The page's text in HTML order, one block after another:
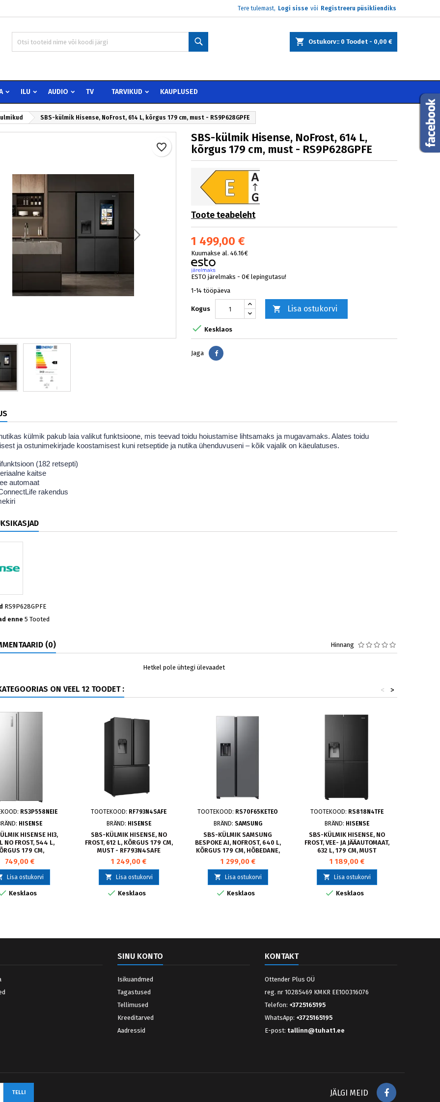
Tere tulemast, Logi sisse või Registreeru püsikliendiks
Ostukorv: 0 Toodet - 0,00 €
ILU AUDIO TV TARVIKUD KAUPLUSED
SBS-külmik Hisense, NoFrost, 614 L, kõrgus 179 cm, must - RS9P628GPFE
SBS-külmik Hisense, NoFrost, 614 L,
kõrgus 179 cm, must - RS9P628GPFE
Toote teabeleht
1 499,00 €
Kuumakse al. 46.16€
ESTO järelmaks - 0€ lepingutasu!
1-14 tööpäeva
Kogus  Lisa ostukorvi
favorite_border
 Kesklaos
Jaga Jaga
külmik pakub laia valikut funktsioone, mis teevad toidu hoiustamise lihtsamaks ja mugavamaks. Alates toidu
ja ostunimekirjade koostamisest kuni retseptide ja nutika ühenduvuseni – kõik vajalik on käeulatuses.
(182 retsepti)
kaitse
automaat
rakendus
RS9P628GPFE
enne 5 Tooted
(0) Hinnang
Hetkel pole ühtegi ülevaadet
ON VEEL 12 TOODET : >
<
RS3P558NEIE
HISENSE
HISENSE HI3,
NO FROST, 544 L,
179 CM,
749,00 €
Lisa ostukorvi
Kesklaos
TOOTEKOOD: RF793N4SAFE
BRÄND: HISENSE
SBS-KÜLMIK HISENSE, NO
FROST, 612 L, KÕRGUS 179 CM,
MUST - RF793N4SAFE
1 249,00 €
 Lisa ostukorvi
 Kesklaos
TOOTEKOOD: RS70F65KETEO
BRÄND: SAMSUNG
SBS-KÜLMIK SAMSUNG
BESPOKE AI, NOFROST, 640 L,
KÕRGUS 179 CM, HÕBEDANE,
RS70F65KETEO
1 299,00 €
 Lisa ostukorvi
 Kesklaos
TOOTEKOOD: RS818N4TFE
BRÄND: HISENSE
SBS-KÜLMIK HISENSE, NO
FROST, VEE- JA JÄÄAUTOMAAT,
632 L, 179 CM, MUST
1 189,00 €
 Lisa ostukorvi
 Kesklaos
SINU KONTO
Isikuandmed
Tagastused
Tellimused
Kreeditarved
Aadressid
KONTAKT
Ottender Plus OÜ
reg. nr 10285469 KMKR EE100316076
Telefon: +3725165195
WhatsApp: +3725165195
E-post: tallinn@tuhat1.ee
Create new list
peate olema sisselogitud, et tooteid soovinimekirja lisada.
Facebook
JÄLGI MEID